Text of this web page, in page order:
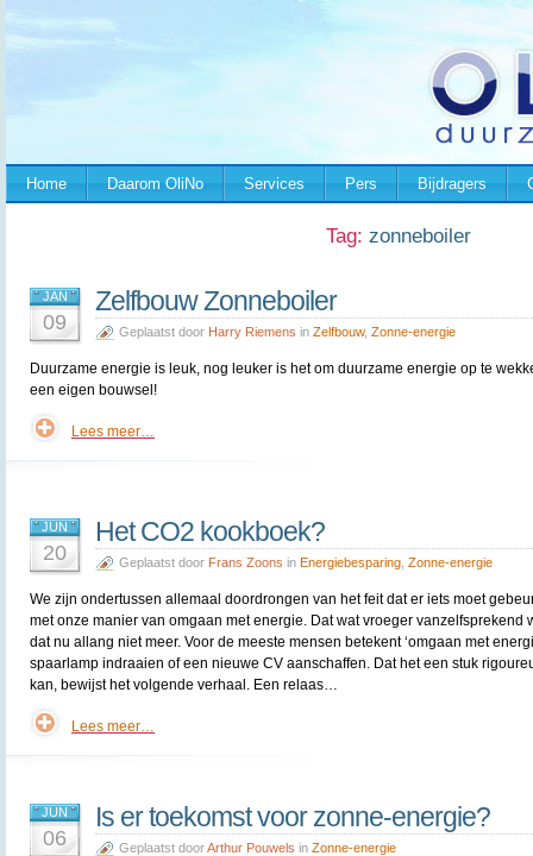
Home Daarom OliNo Services Pers Bijdragers
Tag: zonneboiler
JAN
09
Zelfbouw Zonneboiler
Geplaatst door Harry Riemens in Zelfbouw, Zonne-energie
Duurzame energie is leuk, nog leuker is het om duurzame energie op te
een eigen bouwsel!
Lees meer…
JUN
20
Het CO2 kookboek?
Geplaatst door Frans Zoons in Energiebesparing Zonne-energie
We zijn ondertussen allemaal doordrongen van het feit dat er iets moet
met onze manier van omgaan met energie. Dat wat vroeger vanzelfsprekend
dat nu allang niet meer. Voor de meeste mensen betekent ‘omgaan met
spaarlamp indraaien of een nieuwe CV aanschaffen. Dat het een stuk
kan, bewijst het volgende verhaal. Een relaas…
Lees meer…
JUN
06
Is er toekomst voor zonne-energie?
Geplaatst doorArthur Pouwels in Zonne-energie